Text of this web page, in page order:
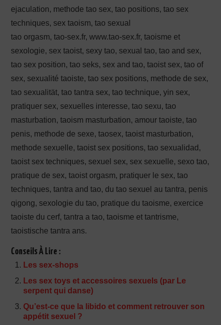
ejaculation, methode tao sex, tao positions, tao sex
techniques, sex taoism, tao sexual
tao orgasm, tao-sex.fr, www.tao-sex.fr, taoisme et
sexologie, sex taoist, sexy tao, sexual tao, tao and sex,
tao sex position, tao seks, sex and tao, taoist sex, tao of
sex, sexualité taoiste, tao sex positions, methode de sex,
tao sexualität, tao tantra sex, tao technique, yin sex,
pratiquer sex, sexuelles interesse, tao sexu, tao
masturbation, taoism masturbation, amour taoiste, tao
penis, methode de sexe, taosex, taoist masturbation,
methode sexuelle, taoist sex positions, tao sexualidad,
taoist sex techniques, sexuel sex, sex sexuelle, sexo tao,
pratique de sex, taoist orgasm, pratiquer le sex, tao
techniques, tantra and tao, du tao sexuel au tantra, penis
qigong, sexologie du tao, pratique du taoisme, exercice
taoiste du cerf, tantra a tao, taoisme et tantrisme,
taoistische tantra ans.
Conseils À Lire :
Les sex-shops
Les sex toys et accessoires sexuels (par Le
serpent qui danse)
Qu’est-ce que la libido et comment retrouver son
appétit sexuel ?